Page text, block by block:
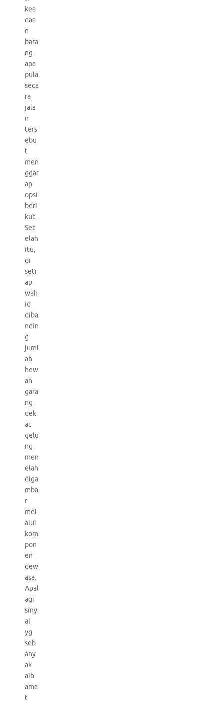
kea
daa
n
bara
ng
apa
pula
seca
ra
jala
n
ters
ebu
t
men
ggar
ap
opsi
beri
kut.
Set
elah
itu,
di
seti
ap
wah
id
diba
ndin
g
juml
ah
hew
an
gara
ng
dek
at
gelu
ng
men
elah
diga
mba
r
mel
alui
kom
pon
en
dew
asa.
Apal
agi
siny
al
yg
seb
any
ak
aib
ama
t